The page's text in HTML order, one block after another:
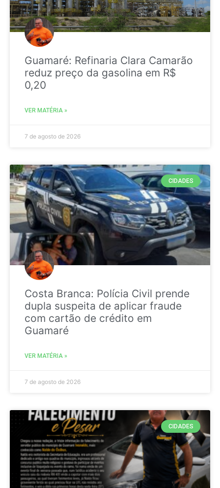
Guamaré: Refinaria Clara Camarão
reduz preço da gasolina em R$
0,20
VER MATÉRIA »
7 de agosto de 2026
CIDADES
Costa Branca: Polícia Civil prende
dupla suspeita de aplicar fraude
com cartão de crédito em
Guamaré
VER MATÉRIA »
7 de agosto de 2026
CIDADES